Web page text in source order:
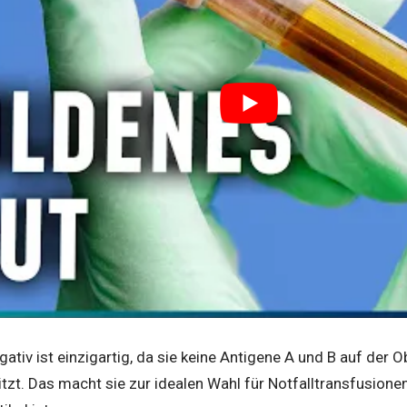
ist einzigartig, da sie keine Antigene A und B auf der
Das macht sie zur idealen Wahl für